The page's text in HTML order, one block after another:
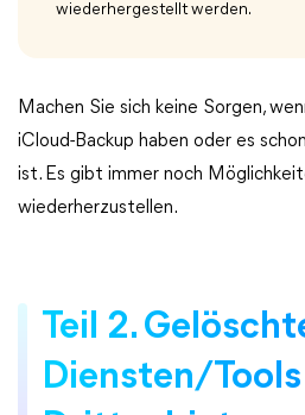
wiederhergestellt werden.
Machen Sie sich keine Sorgen,
iCloud-Backup haben oder es
ist. Es gibt immer noch
wiederherzustellen.
Teil 2.
Diensten/Tools